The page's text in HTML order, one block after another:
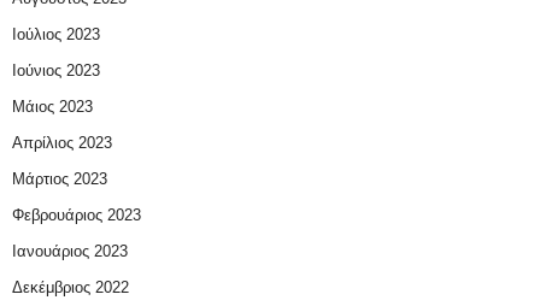
Ιούλιος 2023
Ιούνιος 2023
Μάιος 2023
Απρίλιος 2023
Μάρτιος 2023
Φεβρουάριος 2023
Ιανουάριος 2023
Δεκέμβριος 2022